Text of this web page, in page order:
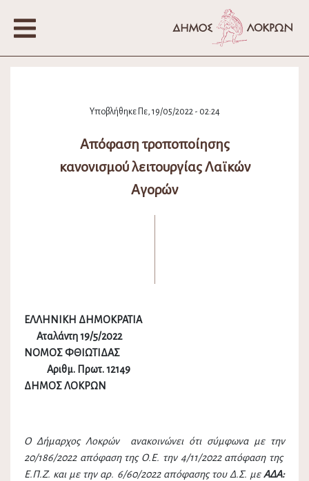
Υποβλήθηκε Πε, 19/05/2022 - 02:24
Απόφαση τροποποίησης
κανονισμού λειτουργίας Λαϊκών
Αγορών
ΕΛΛΗΝΙΚΗ ΔΗΜΟΚΡΑΤΙΑ
Αταλάντη 19/5/2022
ΝΟΜΟΣ ΦΘΙΩΤΙΔΑΣ
Αριθμ. Πρωτ. 12149
ΔΗΜΟΣ ΛΟΚΡΩΝ
Ο Δήμαρχος Λοκρών ανακοινώνει ότι σύμφωνα με την
20/186/2022 απόφαση της Ο.Ε. την 4/11/2022 απόφαση της
Ε.Π.Ζ. και με την αρ. 6/60/2022 απόφασης του Δ.Σ. μεΑΔΑ: